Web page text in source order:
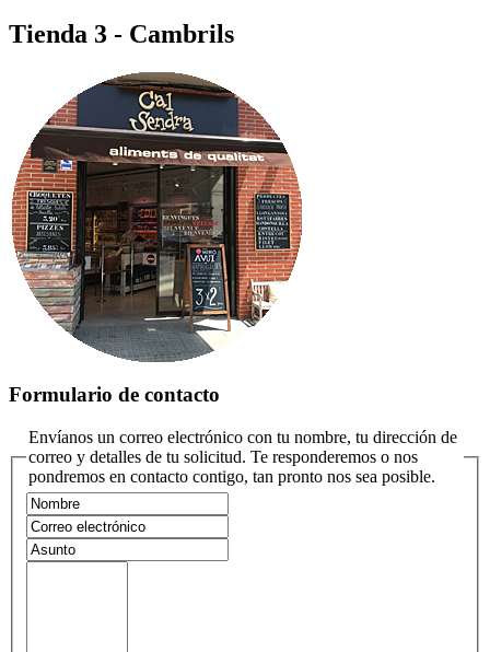
Tienda 3 - Cambrils
Formulario de contacto
Envíanos un correo electrónico con tu nombre, tu dirección de
correo y detalles de tu solicitud. Te responderemos o nos
pondremos en contacto contigo, tan pronto nos sea posible.